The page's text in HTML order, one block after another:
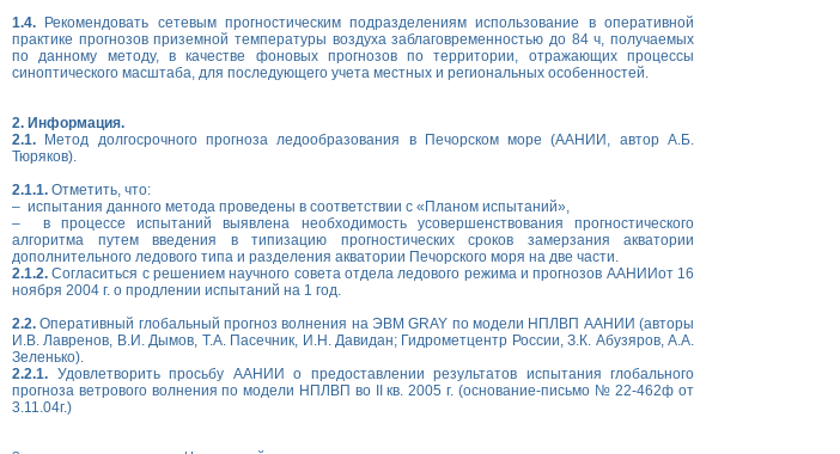
1.4. Рекомендовать сетевым прогностическим подразделениям использование в оперативной
практике прогнозов приземной температуры воздуха заблаговременностью до 84 ч, получаемых
по данному методу, в качестве фоновых прогнозов по территории, отражающих процессы
синоптического масштаба, для последующего учета местных и региональных особенностей.
2. Информация.
2.1. Метод долгосрочного прогноза ледообразования в Печорском море (ААНИИ, автор А.Б.
Тюряков).
2.1.1. Отметить, что:
– испытания данного метода проведены в соответствии с «Планом испытаний»,
– в процессе испытаний выявлена необходимость усовершенствования прогностического
алгоритма путем введения в типизацию прогностических сроков замерзания акватории
дополнительного ледового типа и разделения акватории Печорского моря на две части.
2.1.2. Согласиться с решением научного совета отдела ледового режима и прогнозов ААНИИот 16
ноября 2004 г. о продлении испытаний на 1 год.
2.2. Оперативный глобальный прогноз волнения на ЭВМ GRAY по модели НПЛВП ААНИИ (авторы
И.В. Лавренов, В.И. Дымов, Т.А. Пасечник, И.Н. Давидан; Гидрометцентр России, З.К. Абузяров, А.А.
Зеленько).
2.2.1. Удовлетворить просьбу ААНИИ о предоставлении результатов испытания глобального
прогноза ветрового волнения по модели НПЛВП во II кв. 2005 г. (основание-письмо № 22-462ф от
3.11.04г.)